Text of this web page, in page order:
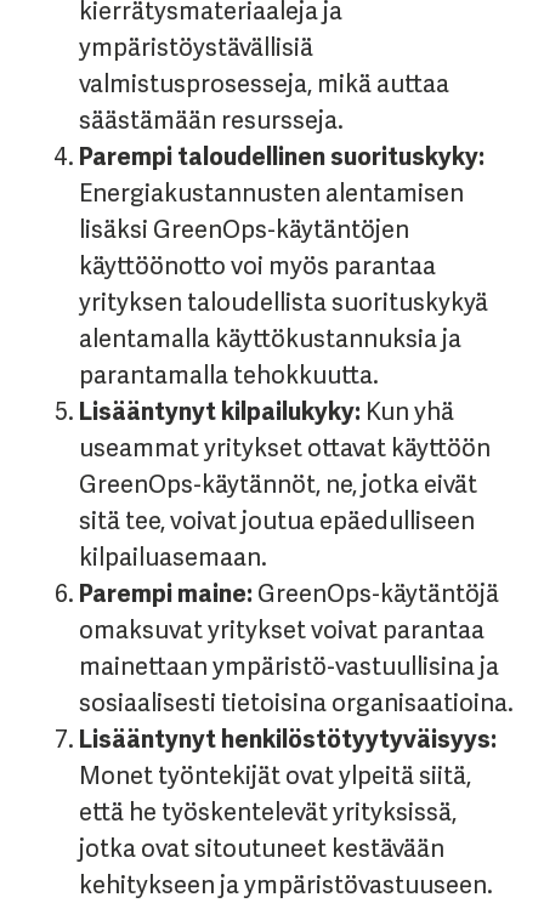
kierrätysmateriaaleja ja
ympäristöystävällisiä
valmistusprosesseja, mikä auttaa
säästämään resursseja.
Parempi taloudellinen suorituskyky:
Energiakustannusten alentamisen
lisäksi GreenOps-käytäntöjen
käyttöönotto voi myös parantaa
yrityksen taloudellista suorituskykyä
alentamalla käyttökustannuksia ja
parantamalla tehokkuutta.
Lisääntynyt kilpailukyky: Kun yhä
useammat yritykset ottavat käyttöön
GreenOps-käytännöt, ne, jotka eivät
sitä tee, voivat joutua epäedulliseen
kilpailuasemaan.
Parempi maine: GreenOps-käytäntöjä
omaksuvat yritykset voivat parantaa
mainettaan ympäristö-vastuullisina ja
sosiaalisesti tietoisina organisaatioina.
Lisääntynyt henkilöstötyytyväisyys:
Monet työntekijät ovat ylpeitä siitä,
että he työskentelevät yrityksissä,
jotka ovat sitoutuneet kestävään
kehitykseen ja ympäristövastuuseen.